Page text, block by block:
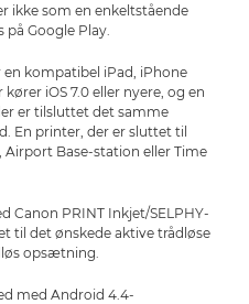
ikke som en enkeltstående
Google Play.
kompatibel iPad, iPhone
iOS 7.0 eller nyere, og en
er tilsluttet det samme
En printer, der er sluttet til
Airport Base-station eller Time
Canon PRINT Inkjet/SELPHY-
til det ønskede aktive trådløse
opsætning.
med Android 4.4-